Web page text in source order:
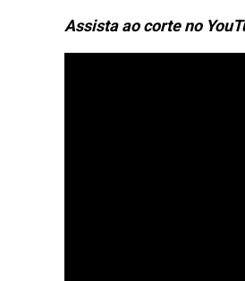
Assista ao corte no